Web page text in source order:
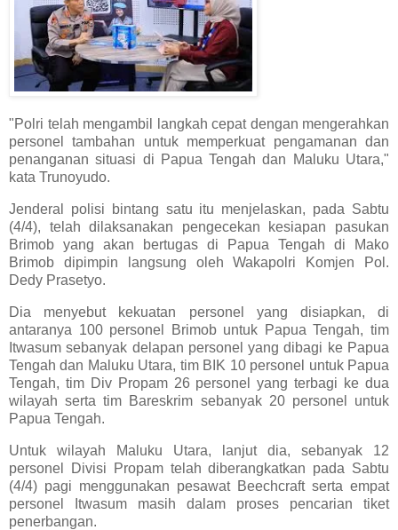
"Polri telah mengambil langkah cepat dengan mengerahkan
personel tambahan untuk memperkuat pengamanan dan
penanganan situasi di Papua Tengah dan Maluku Utara,"
kata Trunoyudo.
Jenderal polisi bintang satu itu menjelaskan, pada Sabtu
(4/4), telah dilaksanakan pengecekan kesiapan pasukan
Brimob yang akan bertugas di Papua Tengah di Mako
Brimob dipimpin langsung oleh Wakapolri Komjen Pol.
Dedy Prasetyo.
Dia menyebut kekuatan personel yang disiapkan, di
antaranya 100 personel Brimob untuk Papua Tengah, tim
Itwasum sebanyak delapan personel yang dibagi ke Papua
Tengah dan Maluku Utara, tim BIK 10 personel untuk Papua
Tengah, tim Div Propam 26 personel yang terbagi ke dua
wilayah serta tim Bareskrim sebanyak 20 personel untuk
Papua Tengah.
Untuk wilayah Maluku Utara, lanjut dia, sebanyak 12
personel Divisi Propam telah diberangkatkan pada Sabtu
(4/4) pagi menggunakan pesawat Beechcraft serta empat
personel Itwasum masih dalam proses pencarian tiket
penerbangan.